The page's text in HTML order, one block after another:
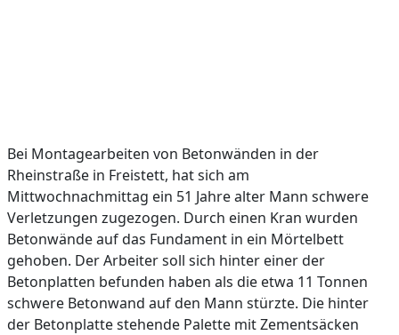
Bei Montagearbeiten von Betonwänden in der
Rheinstraße in Freistett, hat sich am
Mittwochnachmittag ein 51 Jahre alter Mann schwere
Verletzungen zugezogen. Durch einen Kran wurden
Betonwände auf das Fundament in ein Mörtelbett
gehoben. Der Arbeiter soll sich hinter einer der
Betonplatten befunden haben als die etwa 11 Tonnen
schwere Betonwand auf den Mann stürzte. Die hinter
der Betonplatte stehende Palette mit Zementsäcken